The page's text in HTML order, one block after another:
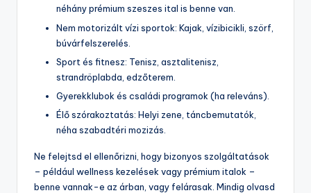
néhány prémium szeszes ital is benne van.
Nem motorizált vízi sportok: Kajak, vízibicikli, szörf,
búvárfelszerelés.
Sport és fitnesz: Tenisz, asztalitenisz,
strandröplabda, edzőterem.
Gyerekklubok és családi programok (ha releváns).
Élő szórakoztatás: Helyi zene, táncbemutatók,
néha szabadtéri mozizás.
Ne felejtsd el ellenőrizni, hogy bizonyos szolgáltatások
– például wellness kezelések vagy prémium italok –
benne vannak-e az árban, vagy felárasak. Mindig olvasd